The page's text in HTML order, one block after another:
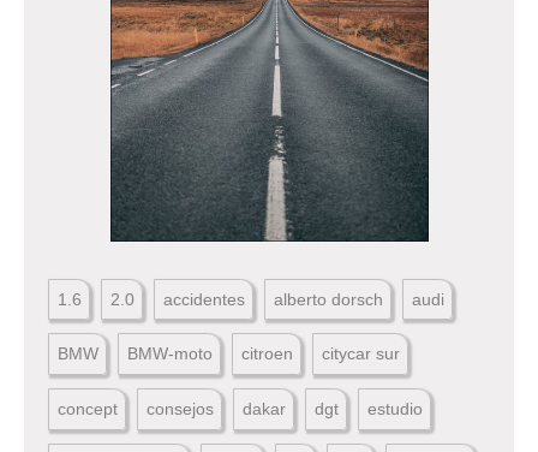
1.6 2.0 accidentes alberto dorsch audi
BMW BMW-moto citroen citycar sur
concept consejos dakar dgt estudio